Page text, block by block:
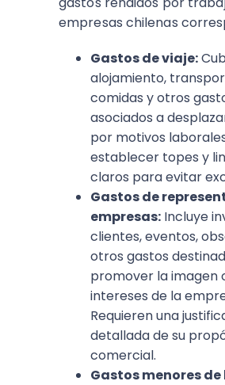
empresas chilenas
Gastos de viaje:
alojamiento,
comidas y otros
asociados a
por motivos
establecer topes y
claros para evitar
Gastos de
empresas: Incluye
clientes, eventos,
otros gastos
promover la imagen
intereses de la
Requieren una
detallada de su
comercial.
Gastos menores de